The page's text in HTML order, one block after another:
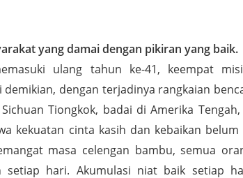
yang damai dengan pikiran yang baik.
ulang tahun ke-41, keempat
demikian, dengan terjadinya rangkaian
Tiongkok, badai di Amerika
kekuatan cinta kasih dan kebaikan
masa celengan bambu, semua
setiap hari. Akumulasi niat baik setiap